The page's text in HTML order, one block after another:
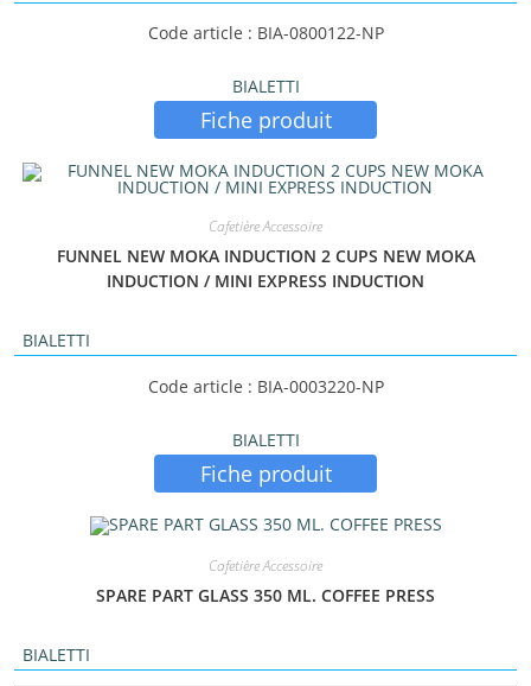
Code article : BIA-0800122-NP
BIALETTI
Fiche produit
Cafetière Accessoire
FUNNEL NEW MOKA INDUCTION 2 CUPS NEW MOKA
INDUCTION / MINI EXPRESS INDUCTION
BIALETTI
Code article : BIA-0003220-NP
BIALETTI
Fiche produit
Cafetière Accessoire
SPARE PART GLASS 350 ML. COFFEE PRESS
BIALETTI